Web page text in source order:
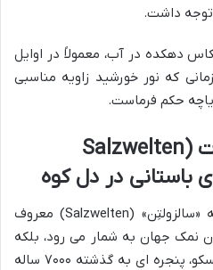
داشت.
دهکده در آب، معمولاً در اوایل
که نور خورشید زاویه مناسبی
حکم فرماست.
معدن نمک هال اشتات (Salzwelten
معدن نمک هال اشتات، که به «سالزولتِن» (Salzwelten) معروف
نمک جهان به شمار می رود، بلکه
به عنوان یک میراث جهانی یونسکو، پنجره ای به گذشته ۷۰۰۰ ساله